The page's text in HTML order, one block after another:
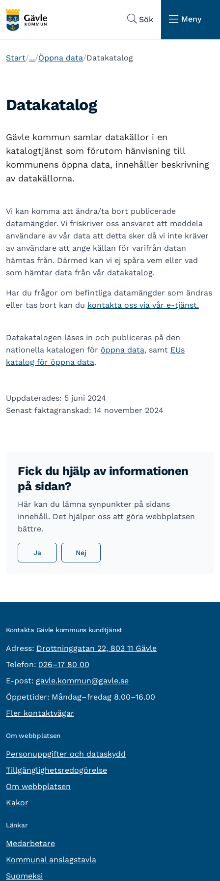
Sök
Meny
Start ... Öppna data Datakatalog
Datakatalog
Gävle kommun samlar datakällor i en
katalogtjänst som förutom hänvisning till
kommunens öppna data, innehåller beskrivning
av datakällorna.
Vi kan komma att ändra/ta bort publicerade
datamängder. Vi friskriver oss ansvaret att meddela
användare av vår data att detta sker då vi inte kräver
av användare att ange källan för varifrån datan
hämtas från. Därmed kan vi ej spåra vem eller vad
som hämtar data från vår datakatalog.
Har du frågor om befintliga datamängder som ändras
eller tas bort kan du kontakta oss via vår e-tjänst.
Datakatalogen läses in och publiceras på den
nationella katalogen för öppna data, samt EUs
katalog för öppna data.
Uppdaterades: 5 juni 2024
Senast faktagranskad: 14 november 2024
Fick du hjälp av informationen
på sidan?
Här kan du lämna synpunkter på sidans
innehåll. Det hjälper oss att göra webbplatsen
bättre.
Ja Nej
Kontakta Gävle kommuns kundtjänst
Adress: besöksadress:
Drottninggatan 22, 803 11 Gävle
Telefon: Telefon:
026–17 80 00
E-post: E-post:
gavle.kommun@gavle.se
Öppettider: Måndag–fredag 8.00–16.00
Fler kontaktvägar
Om webbplatsen
Personuppgifter och dataskydd
Tillgänglighetsredogörelse
Om webbplatsen
Kakor
Länkar
Medarbetare
Kommunal anslagstavla
Suomeksi